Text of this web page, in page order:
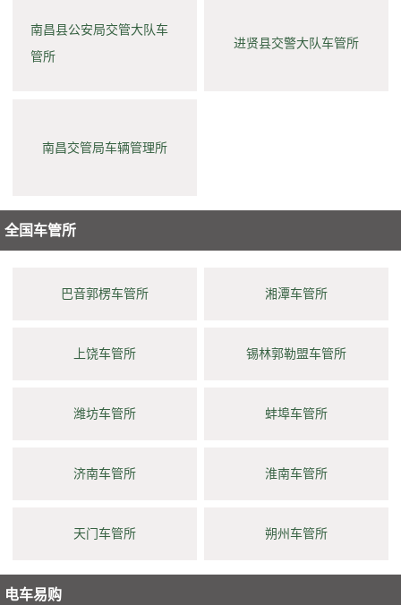
南昌县公安局交管大队车
管所
进贤县交警大队车管所
南昌交管局车辆管理所
全国车管所
巴音郭楞车管所 湘潭车管所
上饶车管所 锡林郭勒盟车管所
潍坊车管所 蚌埠车管所
济南车管所 淮南车管所
天门车管所 朔州车管所
电车易购